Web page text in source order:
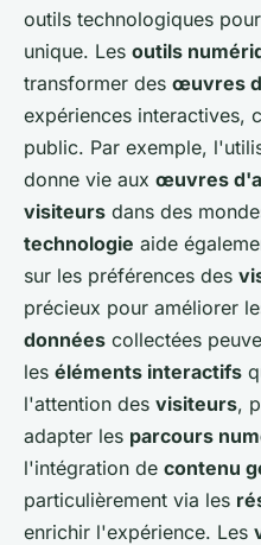
outils technologiques
unique. Les outils
transformer des œuvres
expériences interactives,
public. Par exemple,
donne vie aux œuvres
visiteurs dans des
technologie aide
sur les préférences des
précieux pour améliorer
données collectées
les éléments interactifs
l'attention des visiteurs,
adapter les parcours
l'intégration de contenu
particulièrement via les
enrichir l'expérience. Les